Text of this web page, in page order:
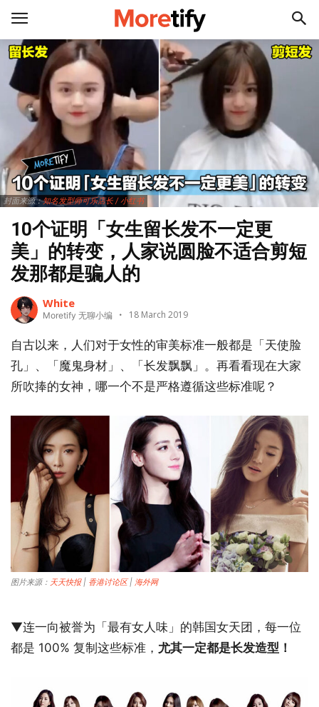
封面来源：知名发型师可乐店长 / 小红书
10个证明「女生留长发不一定更
美」的转变，人家说圆脸不适合剪短
发那都是骗人的
White
Moretify 无聊小编 18 March 2019
自古以来，人们对于女性的审美标准一般都是「天使脸
孔」、「魔鬼身材」、「长发飘飘」。再看看现在大家
所吹捧的女神，哪一个不是严格遵循这些标准呢？
图片来源： 天天快报| 香港讨论区| 海外网
▼连一向被誉为「最有女人味」的韩国女天团，每一位
都是 100% 复制这些标准， 尤其一定都是长发造型！